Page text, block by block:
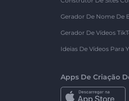
Gerador De Nome De
Gerador De Vídeos
Ideias De Vídeos Para
Apps De Criação